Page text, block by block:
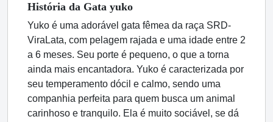
História da Gata yuko
Yuko é uma adorável gata fêmea da raça SRD-
ViraLata, com pelagem rajada e uma idade entre 2
a 6 meses. Seu porte é pequeno, o que a torna
ainda mais encantadora. Yuko é caracterizada por
seu temperamento dócil e calmo, sendo uma
companhia perfeita para quem busca um animal
carinhoso e tranquilo. Ela é muito sociável, se dá